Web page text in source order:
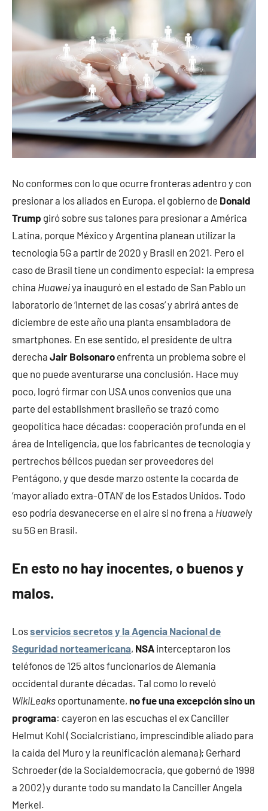
No conformes con lo que ocurre fronteras adentro y con
presionar a los aliados en Europa, el gobierno de Donald
Trump giró sobre sus talones para presionar a América
Latina, porque México y Argentina planean utilizar la
tecnología 5G a partir de 2020 y Brasil en 2021. Pero el
caso de Brasil tiene un condimento especial: la empresa
china Huaweiya inauguró en el estado de San Pablo un
laboratorio de ‘Internet de las cosas’ y abrirá antes de
diciembre de este año una planta ensambladora de
smartphones. En ese sentido, el presidente de ultra
derecha Jair Bolsonaro enfrenta un problema sobre el
que no puede aventurarse una conclusión. Hace muy
poco, logró firmar con USA unos convenios que una
parte del establishment brasileño se trazó como
geopolítica hace décadas: cooperación profunda en el
área de Inteligencia, que los fabricantes de tecnología y
pertrechos bélicos puedan ser proveedores del
Pentágono, y que desde marzo ostente la cocarda de
‘mayor aliado extra-OTAN’ de los Estados Unidos. Todo
eso podría desvanecerse en el aire si no frena a Huaweiy
su 5G en Brasil.
En esto no hay inocentes, o buenos y
malos.
Losservicios secretos y la Agencia Nacional de
Seguridad norteamericana, NSA interceptaron los
teléfonos de 125 altos funcionarios de Alemania
occidental durante décadas. Tal como lo reveló
WikiLeaks oportunamente, no fue una excepción sino un
programa: cayeron en las escuchas el ex Canciller
Helmut Kohl ( Socialcristiano, imprescindible aliado para
la caída del Muro y la reunificación alemana); Gerhard
Schroeder (de la Socialdemocracia, que gobernó de 1998
a 2002) y durante todo su mandato la Canciller Angela
Merkel.